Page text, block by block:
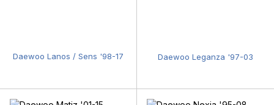
Daewoo Lanos / Sens '98-17 Daewoo Leganza '97-03